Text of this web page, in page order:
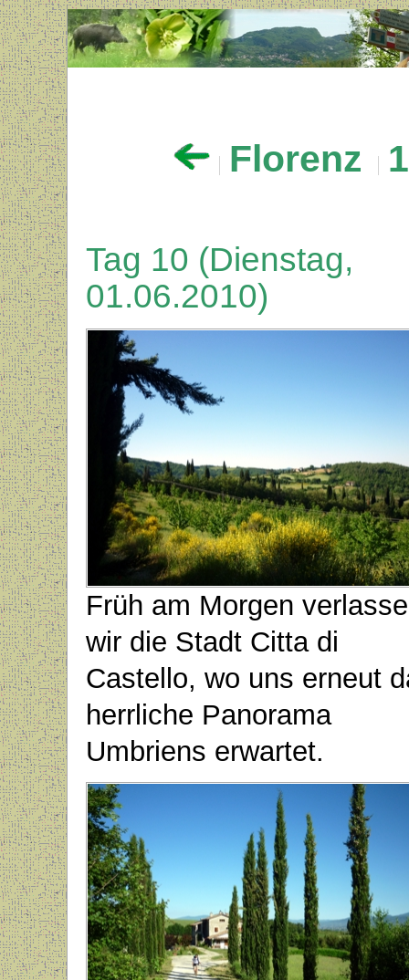
Florenz 1
Tag 10 (Dienstag,
01.06.2010)
Früh am Morgen
wir die Stadt Citta di
Castello, wo uns erneut
herrliche Panorama
Umbriens erwartet.